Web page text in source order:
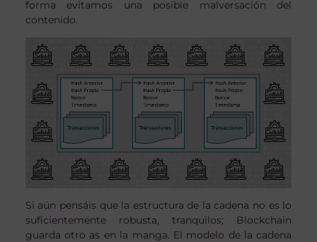
forma evitamos una posible malversación del
contenido.
Si aún pensáis que la estructura de la cadena no es lo
suficientemente robusta, tranquilos; Blockchain
guarda otro as en la manga. El modelo de la cadena